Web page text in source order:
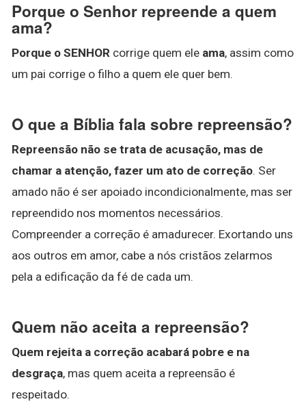
Porque o Senhor repreende a quem
ama?
Porque o SENHOR corrige quem ele ama, assim como
um pai corrige o filho a quem ele quer bem.
O que a Bíblia fala sobre repreensão?
Repreensão não se trata de acusação, mas de
chamar a atenção, fazer um ato de correção. Ser
amado não é ser apoiado incondicionalmente, mas ser
repreendido nos momentos necessários.
Compreender a correção é amadurecer. Exortando uns
aos outros em amor, cabe a nós cristãos zelarmos
pela a edificação da fé de cada um.
Quem não aceita a repreensão?
Quem rejeita a correção acabará pobre e na
desgraça, mas quem aceita a repreensão é
respeitado.